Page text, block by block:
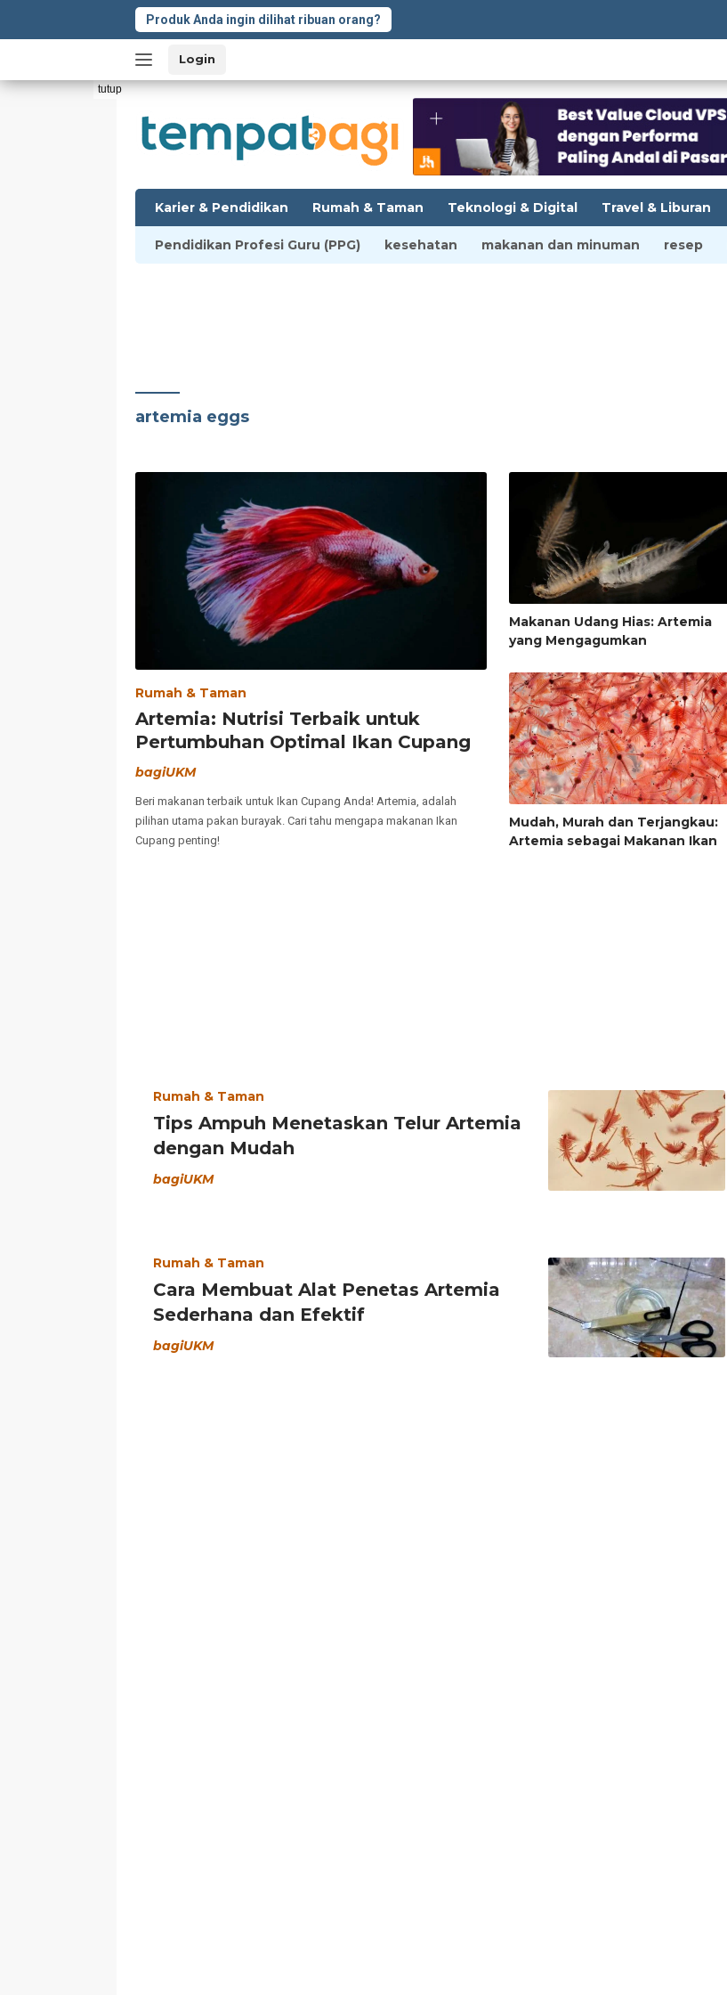
Produk Anda ingin dilihat ribuan orang?
Login
tutup
Karier & Pendidikan Rumah & Taman Teknologi & Digital Travel & Liburan
Pendidikan Profesi Guru (PPG) kesehatan makanan dan minuman resep
artemia eggs
Rumah & Taman
Artemia: Nutrisi Terbaik untuk
Pertumbuhan Optimal Ikan Cupang
bagiUKM
Beri makanan terbaik untuk Ikan Cupang Anda! Artemia, adalah
pilihan utama pakan burayak. Cari tahu mengapa makanan Ikan
Cupang penting!
Makanan Udang Hias: Artemia
yang Mengagumkan
Mudah, Murah dan Terjangkau:
Artemia sebagai Makanan Ikan
Rumah & Taman
Tips Ampuh Menetaskan Telur Artemia
dengan Mudah
bagiUKM
Rumah & Taman
Cara Membuat Alat Penetas Artemia
Sederhana dan Efektif
bagiUKM